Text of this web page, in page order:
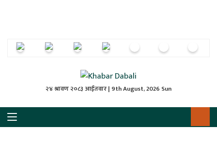
२४ श्रावण २०८३ आईतवार | 9th August, 2026 Sun